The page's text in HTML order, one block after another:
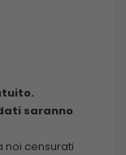
saranno
noi censurati